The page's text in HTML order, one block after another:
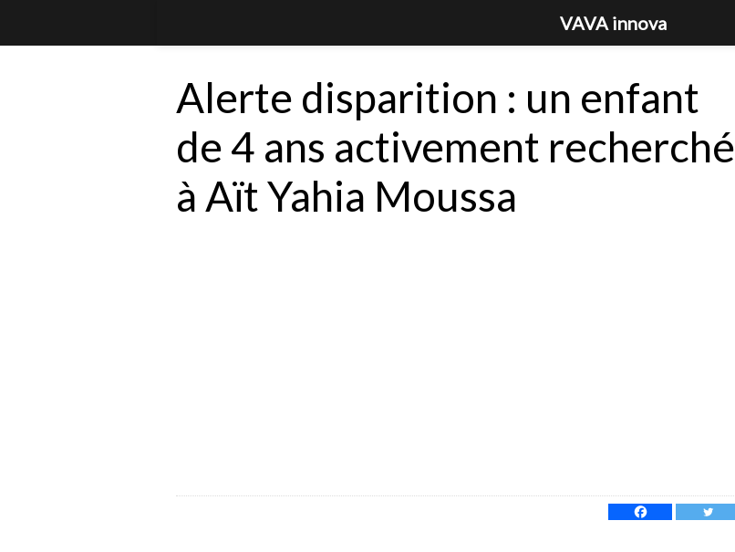
Alerte disparition : un enfant
de 4 ans activement recherché
à Aït Yahia Moussa
VAVA innova